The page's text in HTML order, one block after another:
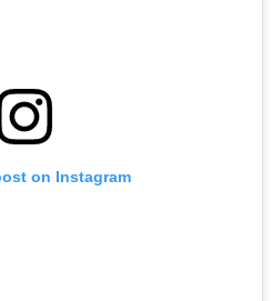
on Instagram